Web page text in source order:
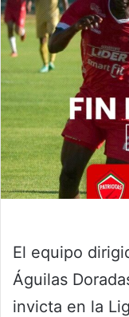
El equipo
Águilas
invicta en la